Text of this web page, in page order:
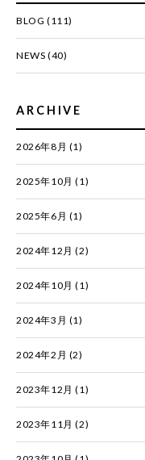
BLOG (111)
NEWS (40)
ARCHIVE
2026年8月 (1)
2025年10月 (1)
2025年6月 (1)
2024年12月 (2)
2024年10月 (1)
2024年3月 (1)
2024年2月 (2)
2023年12月 (1)
2023年11月 (2)